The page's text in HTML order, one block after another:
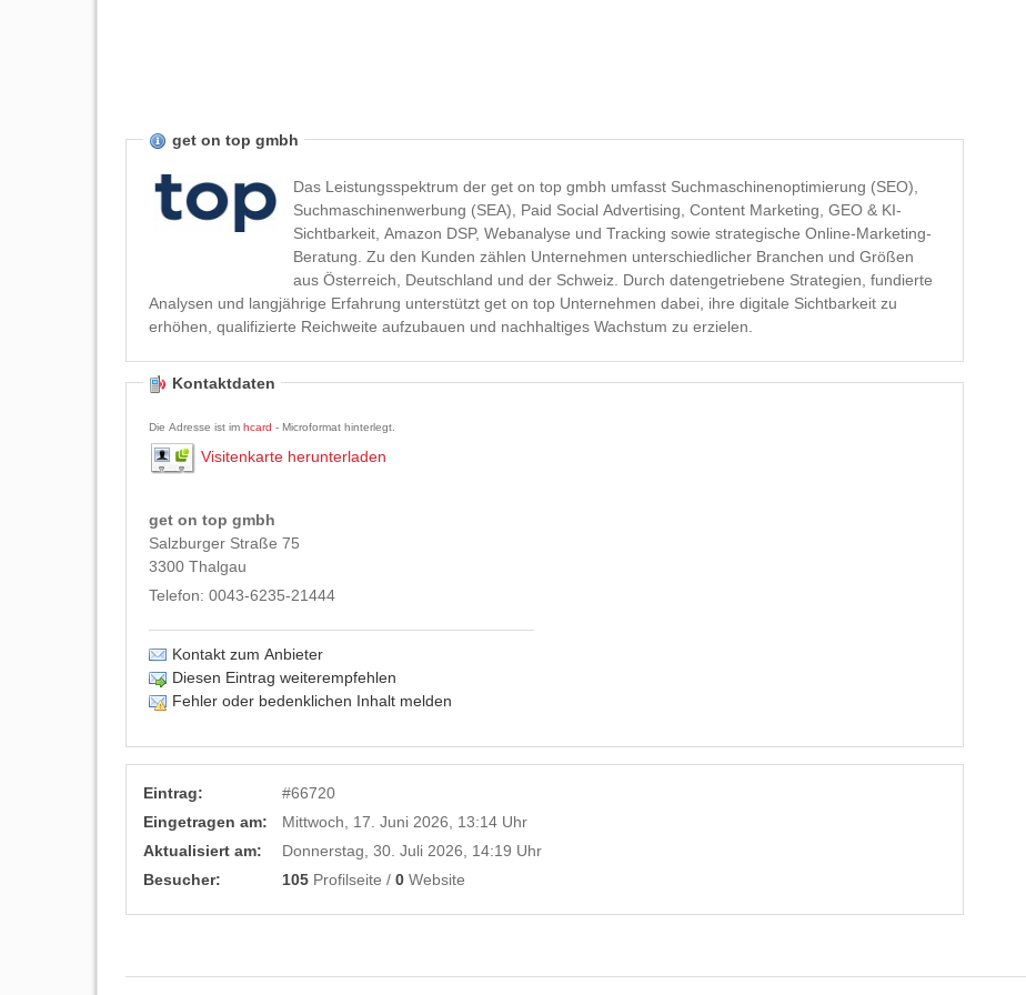
get on top gmbh
Das Leistungsspektrum der get on top gmbh umfasst Suchmaschinenoptimierung (SEO),
Suchmaschinenwerbung (SEA), Paid Social Advertising, Content Marketing, GEO & KI-
Sichtbarkeit, Amazon DSP, Webanalyse und Tracking sowie strategische Online-Marketing-
Beratung. Zu den Kunden zählen Unternehmen unterschiedlicher Branchen und Größen
aus Österreich, Deutschland und der Schweiz. Durch datengetriebene Strategien, fundierte
Analysen und langjährige Erfahrung unterstützt get on top Unternehmen dabei, ihre digitale Sichtbarkeit zu
erhöhen, qualifizierte Reichweite aufzubauen und nachhaltiges Wachstum zu erzielen.
Kontaktdaten
Die Adresse ist im hcard - Microformat hinterlegt.
Visitenkarte herunterladen
get on top gmbh
Salzburger Straße 75
3300 Thalgau
Telefon: 0043-6235-21444
Kontakt zum Anbieter
Diesen Eintrag weiterempfehlen
Fehler oder bedenklichen Inhalt melden
Eintrag: #66720
Eingetragen am:
Mittwoch, 17. Juni 2026, 13:14 Uhr
Aktualisiert am:
Donnerstag, 30. Juli 2026, 14:19 Uhr
Besucher:
105 Profilseite / 0 Website